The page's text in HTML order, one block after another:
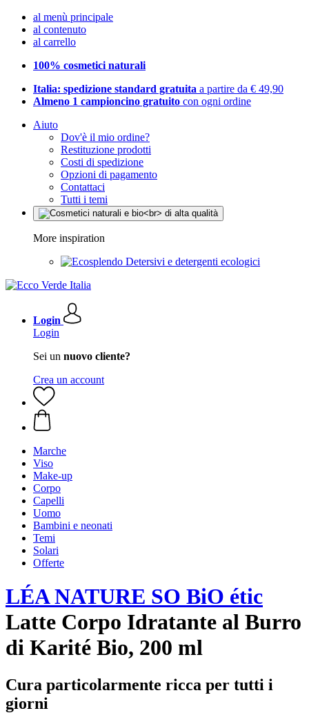
al menù principale
al contenuto
al carrello
100% cosmetici naturali
Italia: spedizione standard gratuita a partire da € 49,90
Almeno 1 campioncino gratuito con ogni ordine
Aiuto
Dov'è il mio ordine?
Restituzione prodotti
Costi di spedizione
Opzioni di pagamento
Contattaci
Tutti i temi
More inspiration
Detersivi e detergenti ecologici
Login
Login
Sei un nuovo cliente?
Crea un account
Marche
Viso
Make-up
Corpo
Capelli
Uomo
Bambini e neonati
Temi
Solari
Offerte
LÉA NATURE SO BiO étic
Latte Corpo Idratante al Burro
di Karité Bio, 200 ml
Cura particolarmente ricca per tutti i
giorni